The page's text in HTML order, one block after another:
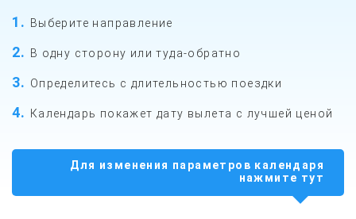
1 Выберите направление
2 В одну сторону или туда-обратно
3 Определитесь с длительностью поездки
4 Календарь покажет дату вылета с лучшей ценой
Для изменения параметров календаря
нажмите тут